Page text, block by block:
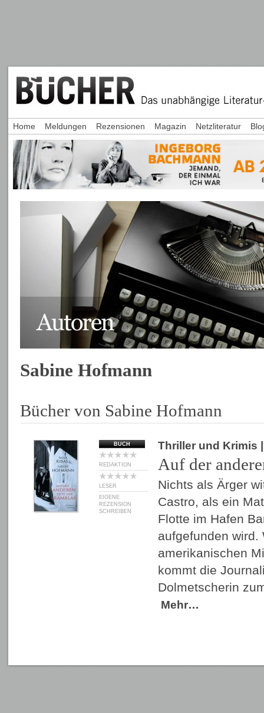
Sabine Hofmann
Bücher von Sabine Hofmann
BUCH
REDAKTION
LESER
EIGENE
REZENSION
SCHREIBEN
Thriller und Krimis
Auf der
Nichts als Ärger
Castro, als ein
Flotte im Hafen
aufgefunden wird.
amerikanischen
kommt die
Dolmetscherin
Mehr…
Home Meldungen Rezensionen Magazin Netzliteratur